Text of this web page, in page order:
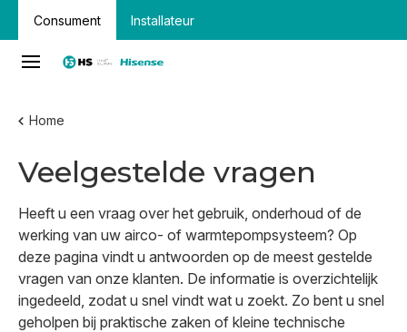
Consument Installateur
Home
Veelgestelde vragen
Heeft u een vraag over het gebruik, onderhoud of de
werking van uw airco- of warmtepompsysteem? Op
deze pagina vindt u antwoorden op de meest gestelde
vragen van onze klanten. De informatie is overzichtelijk
ingedeeld, zodat u snel vindt wat u zoekt. Zo bent u snel
geholpen bij praktische zaken of kleine technische